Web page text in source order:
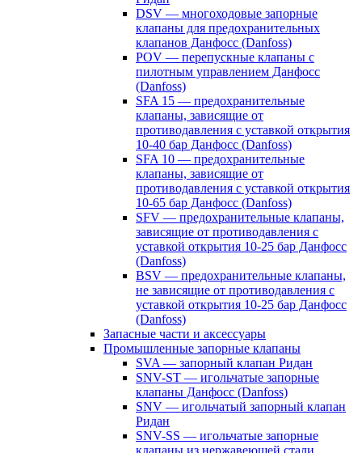
DSV — многоходовые запорные
клапаны для предохранительных
клапанов Данфосс (Danfoss)
POV — перепускные клапаны с
пилотным управлением Данфосс
(Danfoss)
SFA 15 — предохранительные
клапаны, зависящие от
противодавления с уставкой открытия
10-40 бар Данфосс (Danfoss)
SFA 10 — предохранительные
клапаны, зависящие от
противодавления с уставкой открытия
10-65 бар Данфосс (Danfoss)
SFV — предохранительные клапаны,
зависящие от противодавления с
уставкой открытия 10-25 бар Данфосс
(Danfoss)
BSV — предохранительные клапаны,
не зависящие от противодавления с
уставкой открытия 10-25 бар Данфосс
(Danfoss)
Запасные части и аксессуары
Промышленные запорные клапаны
SVA — запорный клапан Ридан
SNV-ST — игольчатые запорные
клапаны Данфосс (Danfoss)
SNV — игольчатый запорный клапан
Ридан
SNV-SS — игольчатые запорные
клапаны из нержавеющей стали